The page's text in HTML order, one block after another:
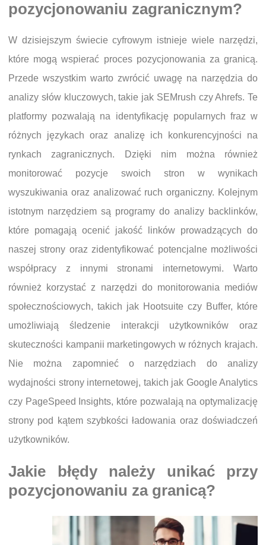
pozycjonowaniu zagranicznym?
W dzisiejszym świecie cyfrowym istnieje wiele narzędzi,
które mogą wspierać proces pozycjonowania za granicą.
Przede wszystkim warto zwrócić uwagę na narzędzia do
analizy słów kluczowych, takie jak SEMrush czy Ahrefs. Te
platformy pozwalają na identyfikację popularnych fraz w
różnych językach oraz analizę ich konkurencyjności na
rynkach zagranicznych. Dzięki nim można również
monitorować pozycje swoich stron w wynikach
wyszukiwania oraz analizować ruch organiczny. Kolejnym
istotnym narzędziem są programy do analizy backlinków,
które pomagają ocenić jakość linków prowadzących do
naszej strony oraz zidentyfikować potencjalne możliwości
współpracy z innymi stronami internetowymi. Warto
również korzystać z narzędzi do monitorowania mediów
społecznościowych, takich jak Hootsuite czy Buffer, które
umożliwiają śledzenie interakcji użytkowników oraz
skuteczności kampanii marketingowych w różnych krajach.
Nie można zapomnieć o narzędziach do analizy
wydajności strony internetowej, takich jak Google Analytics
czy PageSpeed Insights, które pozwalają na optymalizację
strony pod kątem szybkości ładowania oraz doświadczeń
użytkowników.
Jakie błędy należy unikać przy
pozycjonowaniu za granicą?